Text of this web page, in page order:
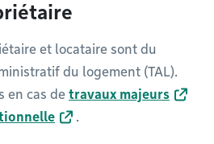
et locataire sont du
du logement (TAL).
en cas de travaux majeurs
.